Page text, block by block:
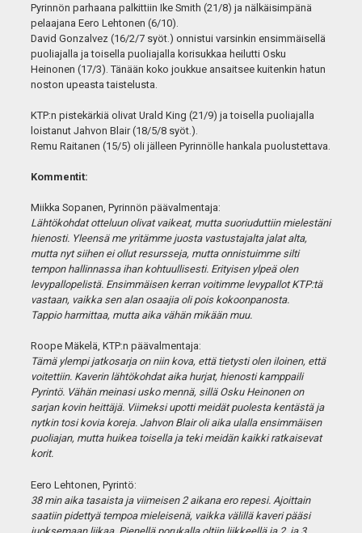
Pyrinnön parhaana palkittiin Ike Smith (21/8) ja nälkäisimpänä
pelaajana Eero Lehtonen (6/10).
David Gonzalvez (16/2/7 syöt.) onnistui varsinkin ensimmäisellä
puoliajalla ja toisella puoliajalla korisukkaa heilutti Osku
Heinonen (17/3). Tänään koko joukkue ansaitsee kuitenkin hatun
noston upeasta taistelusta.
KTP:n pistekärkiä olivat Urald King (21/9) ja toisella puoliajalla
loistanut Jahvon Blair (18/5/8 syöt.).
Remu Raitanen (15/5) oli jälleen Pyrinnölle hankala puolustettava.
Kommentit:
Miikka Sopanen, Pyrinnön päävalmentaja:
Lähtökohdat otteluun olivat vaikeat, mutta suoriuduttiin mielestäni
hienosti. Yleensä me yritämme juosta vastustajalta jalat alta,
mutta nyt siihen ei ollut resursseja, mutta onnistuimme silti
tempon hallinnassa ihan kohtuullisesti. Erityisen ylpeä olen
levypallopelistä. Ensimmäisen kerran voitimme levypallot KTP:tä
vastaan, vaikka sen alan osaajia oli pois kokoonpanosta.
Tappio harmittaa, mutta aika vähän mikään muu.
Roope Mäkelä, KTP:n päävalmentaja:
Tämä ylempi jatkosarja on niin kova, että tietysti olen iloinen, että
voitettiin. Kaverin lähtökohdat aika hurjat, hienosti kamppaili
Pyrintö. Vähän meinasi usko mennä, sillä Osku Heinonen on
sarjan kovin heittäjä. Viimeksi upotti meidät puolesta kentästä ja
nytkin tosi kovia koreja. Jahvon Blair oli aika ulalla ensimmäisen
puoliajan, mutta huikea toisella ja teki meidän kaikki ratkaisevat
korit.
Eero Lehtonen, Pyrintö:
38 min aika tasaista ja viimeisen 2 aikana ero repesi. Ajoittain
saatiin pidettyä tempoa mieleisenä, vaikka välillä kaveri pääsi